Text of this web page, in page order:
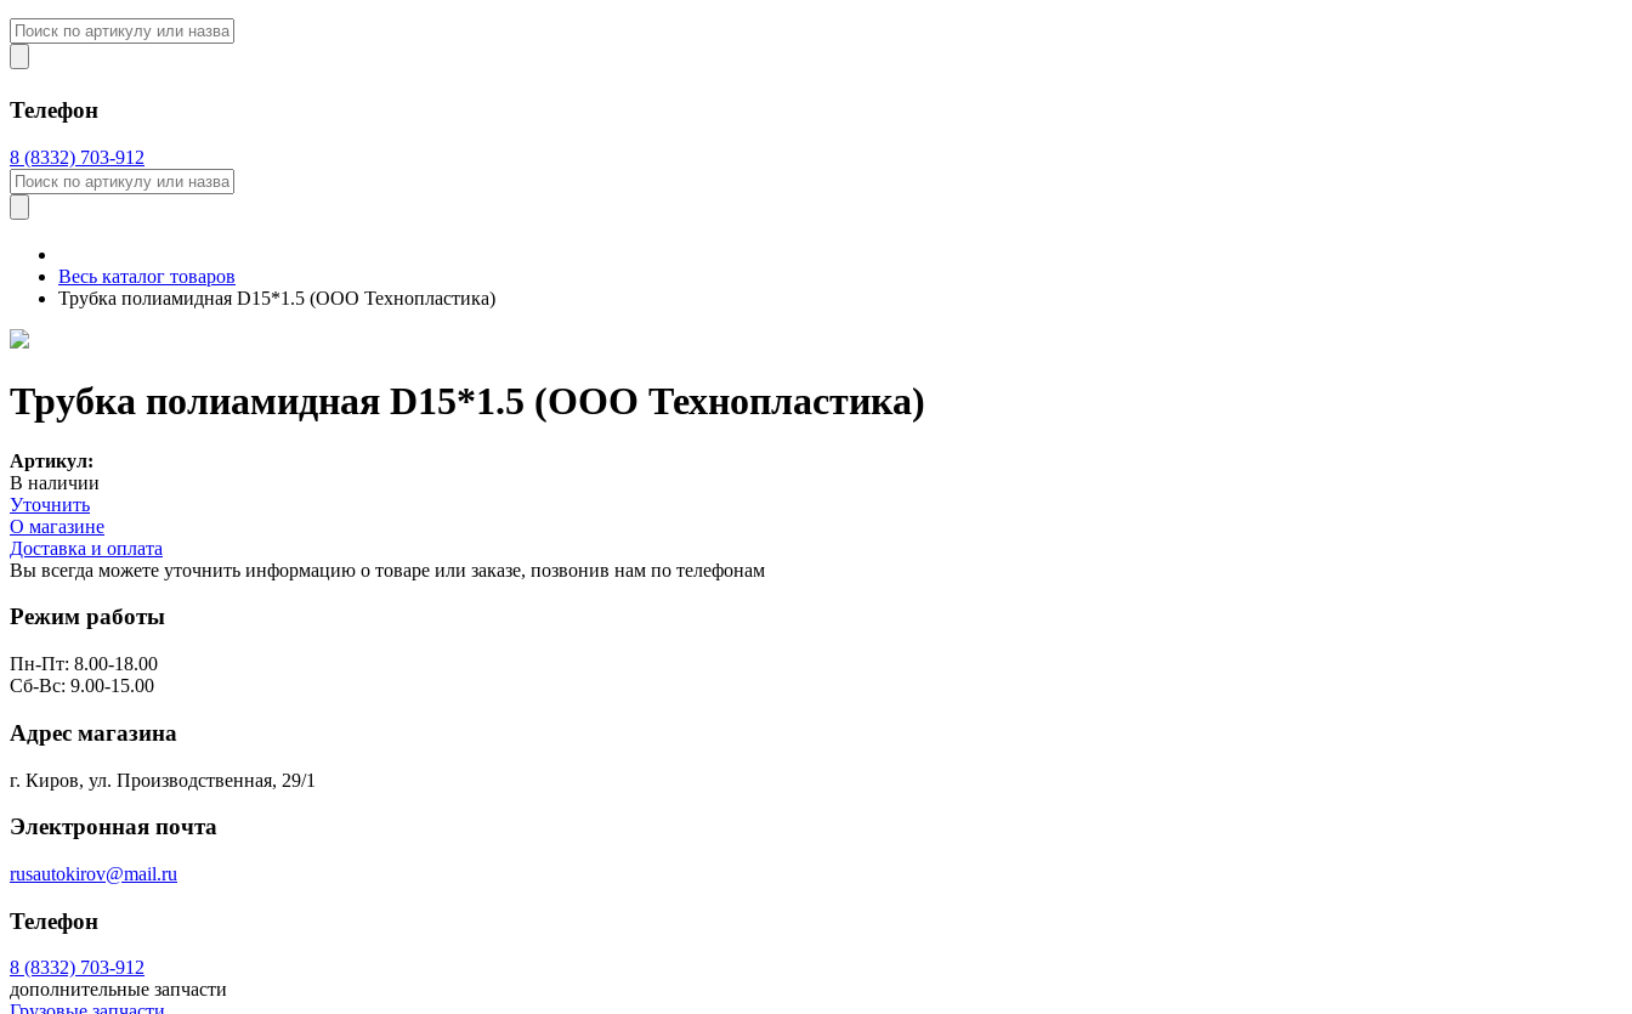
Телефон
8 (8332) 703-912
Весь каталог товаров
Трубка полиамидная D15*1.5 (ООО Технопластика)
Трубка полиамидная D15*1.5 (ООО Технопластика)
Артикул:
В наличии
Уточнить
О магазине
Доставка и оплата
Вы всегда можете уточнить информацию о товаре или заказе, позвонив нам по телефонам
Режим работы
Пн-Пт: 8.00-18.00
Сб-Вс: 9.00-15.00
Адрес магазина
г. Киров, ул. Производственная, 29/1
Электронная почта
rusautokirov@mail.ru
Телефон
8 (8332) 703-912
дополнительные запчасти